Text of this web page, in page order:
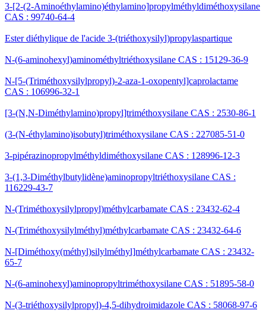
3-[2-(2-Aminoéthylamino)éthylamino]propylméthyldiméthoxysilane
CAS : 99740-64-4
Ester diéthylique de l'acide 3-(triéthoxysilyl)propylaspartique
N-(6-aminohexyl)aminométhyltriéthoxysilane CAS : 15129-36-9
N-[5-(Triméthoxysilylpropyl)-2-aza-1-oxopentyl]caprolactame
CAS : 106996-32-1
[3-(N,N-Diméthylamino)propyl]triméthoxysilane CAS : 2530-86-1
(3-(N-éthylamino)isobutyl)triméthoxysilane CAS : 227085-51-0
3-pipérazinopropylméthyldiméthoxysilane CAS : 128996-12-3
3-(1,3-Diméthylbutylidène)aminopropyltriéthoxysilane CAS :
116229-43-7
N-(Triméthoxysilylpropyl)méthylcarbamate CAS : 23432-62-4
N-(Triméthoxysilylméthyl)méthylcarbamate CAS : 23432-64-6
N-[Diméthoxy(méthyl)silylméthyl]méthylcarbamate CAS : 23432-
65-7
N-(6-aminohexyl)aminopropyltriméthoxysilane CAS : 51895-58-0
N-(3-triéthoxysilylpropyl)-4,5-dihydroimidazole CAS : 58068-97-6